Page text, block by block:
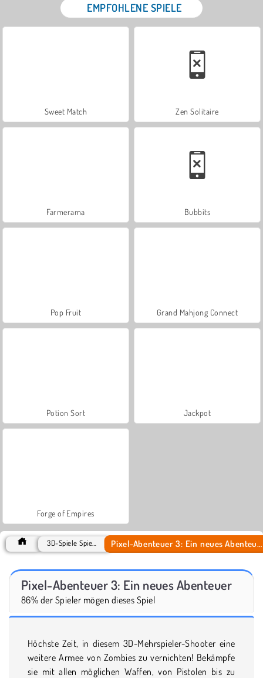
EMPFOHLENE SPIELE
Sweet Match Zen Solitaire
Farmerama Bubbits
Pop Fruit Grand Mahjong Connect
Potion Sort Jackpot
Forge of Empires
Pixel-Abenteuer 3: Ein neues Abenteuer
86% der Spieler mögen dieses Spiel
Höchste Zeit, in diesem 3D-Mehrspieler-Shooter eine
weitere Armee von Zombies zu vernichten! Bekämpfe
sie mit allen möglichen Waffen, von Pistolen bis zu